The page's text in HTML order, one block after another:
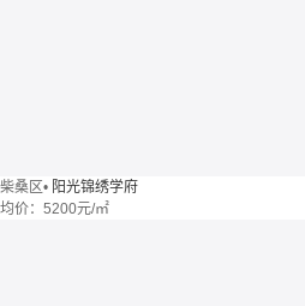
柴桑区• 阳光锦绣学府
均价： 5200元/㎡